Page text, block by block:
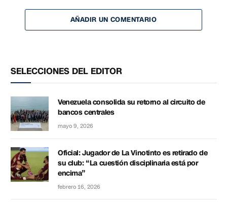
AÑADIR UN COMENTARIO
SELECCIONES DEL EDITOR
Venezuela consolida su retorno al circuito de
bancos centrales
mayo 9, 2026
Oficial: Jugador de La Vinotinto es retirado de
su club: “La cuestión disciplinaria está por
encima”
febrero 16, 2026